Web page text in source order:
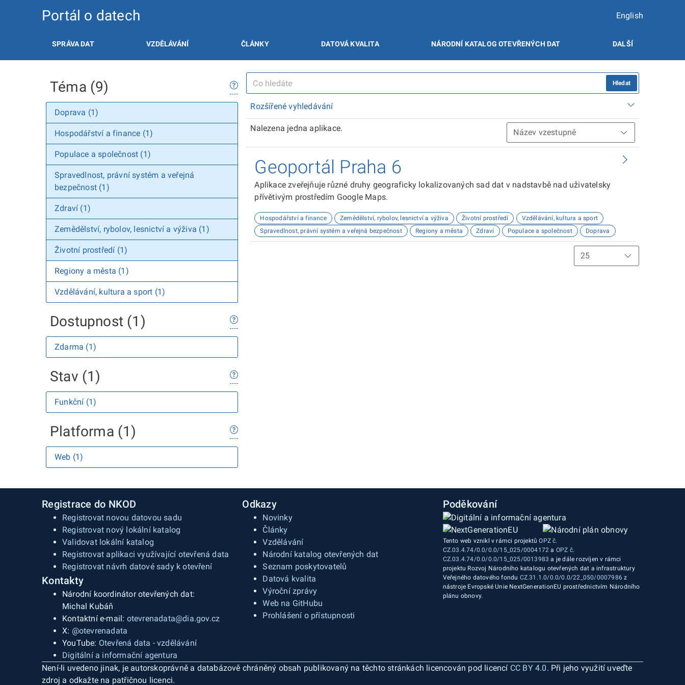
Portál o datech English
SPRÁVA DAT VZDĚLÁVÁNÍ ČLÁNKY DATOVÁ KVALITA NÁRODNÍ KATALOG OTEVŘENÝCH DAT DALŠÍ
Téma (9)
Doprava (1)
Hospodářství a finance (1)
Populace a společnost (1)
Spravedlnost, právní systém a veřejná
bezpečnost (1)
Zdraví (1)
Zemědělství, rybolov, lesnictví a výživa (1)
Životní prostředí (1)
Regiony a města (1)
Vzdělávání, kultura a sport (1)
Dostupnost (1)
Zdarma (1)
Stav (1)
Funkční (1)
Platforma (1)
Web (1)
Hledat
Rozšířené vyhledávání
Nalezena jedna aplikace.
Geoportál Praha 6
Aplikace zveřejňuje různé druhy geograficky lokalizovaných sad dat v nadstavbě nad uživatelsky
přívětivým prostředím Google Maps.
Hospodářství a finance Zemědělství, rybolov, lesnictví a výživa Životní prostředí
Vzdělávání, kultura a sport
Spravedlnost, právní systém a veřejná bezpečnost
Regiony a města Zdraví Populace a společnost Doprava
Registrace do NKOD
Registrovat novou datovou sadu
Registrovat nový lokální katalog
Validovat lokální katalog
Registrovat aplikaci využívající otevřená data
Registrovat návrh datové sady k otevření
Kontakty
Národní koordinátor otevřených dat:
Michal Kubáň
Kontaktní e-mail: otevrenadata@dia.gov.cz
X: @otevrenadata
YouTube: Otevřená data - vzdělávání
Digitální a informační agentura
Odkazy
Novinky
Články
Vzdělávání
Národní katalog otevřených dat
Seznam poskytovatelů
Datová kvalita
Výroční zprávy
Web na GitHubu
Prohlášení o přístupnosti
Poděkování
Tento web vznikl v rámci projektůOPZ č.
CZ.03.4.74/0.0/0.0/15_025/0004172 a OPZ č.
CZ.03.4.74/0.0/0.0/15_025/0013983 a je dále rozvíjen v rámci
projektu Rozvoj Národního katalogu otevřených dat a infrastruktury
Veřejného datového fondu CZ.31.1.0/0.0/0.0/22_050/0007986 z
nástroje Evropské Unie NextGenerationEU prostřednictvím Národního
plánu obnovy.
Není-li uvedeno jinak, je autorskoprávně a databázově chráněný obsah publikovaný na těchto stránkách licencován pod licencí CC BY 4.0. Při jeho využití uveďte
zdroj a odkažte na patřičnou licenci.